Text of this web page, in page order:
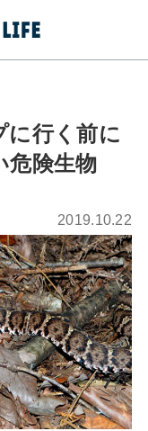
に行く前に
危険生物
2019.10.22